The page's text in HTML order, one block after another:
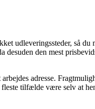
udleveringssteder, så du
den mest
adresse.
tilfælde være selv at